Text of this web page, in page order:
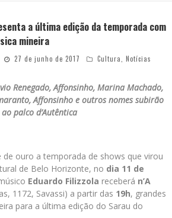
a última edição da temporada com
mineira
27 de junho de 2017 Cultura Notícias
Renegado, Affonsinho, Marina Machado,
Affonsinho e outros nomes subirão
ao palco d’Autêntica
de ouro a temporada de shows que virou
de Belo Horizonte, no dia 11 de
Eduardo Filizzola receberá n’A
1172, Savassi) a partir das 19h, grandes
para a última edição do Sarau do